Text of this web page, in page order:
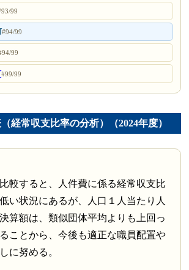
99
#94/99
99
#99/99
経常収支比率の分析）（2024年度）
較すると、人件費に係る経常収支比
い状況にあるが、人口１人当たり人
算額は、類似団体平均よりも上回っ
ことから、今後も適正な職員配置や
に努める。